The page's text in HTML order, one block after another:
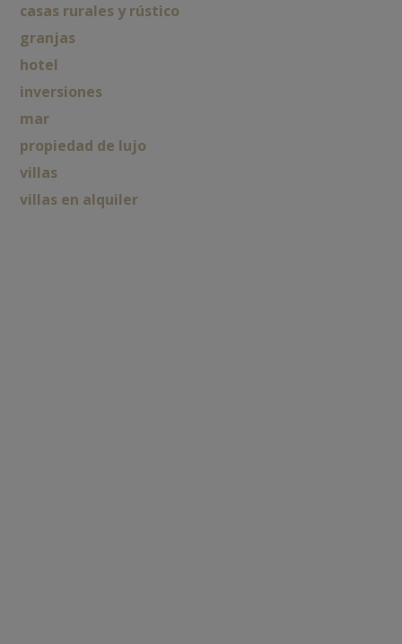
casas rurales y rústico
granjas
hotel
inversiones
mar
propiedad de lujo
villas
villas en alquiler